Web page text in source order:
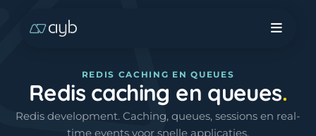
REDIS CACHING EN QUEUES
Redis caching en queues
Redis development. Caching, queues, sessions en real-
time events voor snelle applicaties.